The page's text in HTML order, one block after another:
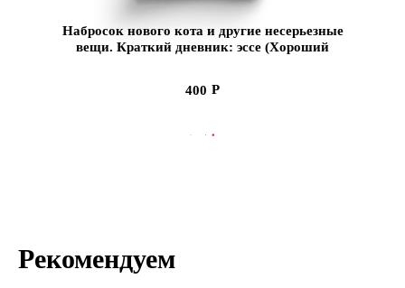
Набросок нового кота и другие несерьезные
вещи. Краткий дневник: эссе (Хороший
400
СООБЩИТЬ О ПОСТУПЛЕНИИ
Рекомендуем